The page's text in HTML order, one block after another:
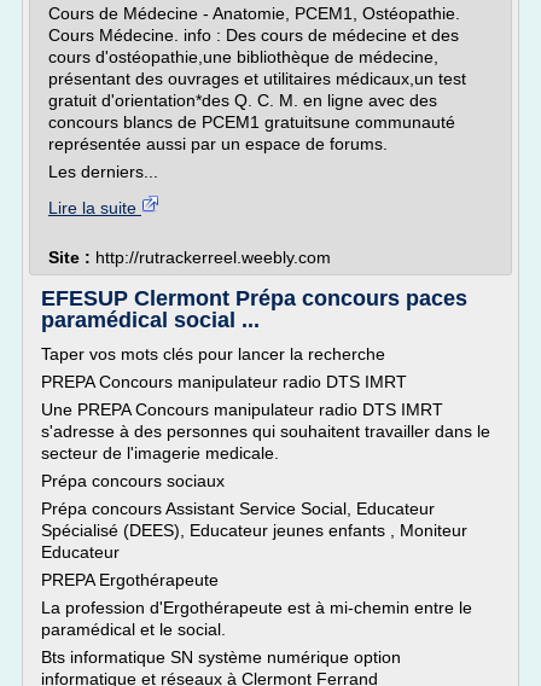
Cours de Médecine - Anatomie, PCEM1, Ostéopathie.
Cours Médecine. info : Des cours de médecine et des
cours d'ostéopathie,une bibliothèque de médecine,
présentant des ouvrages et utilitaires médicaux,un test
gratuit d'orientation*des Q. C. M. en ligne avec des
concours blancs de PCEM1 gratuitsune communauté
représentée aussi par un espace de forums.
Les derniers...
Lire la suite
Site : http://rutrackerreel.weebly.com
EFESUP Clermont Prépa concours paces
paramédical social ...
Taper vos mots clés pour lancer la recherche
PREPA Concours manipulateur radio DTS IMRT
Une PREPA Concours manipulateur radio DTS IMRT
s'adresse à des personnes qui souhaitent travailler dans le
secteur de l'imagerie medicale.
Prépa concours sociaux
Prépa concours Assistant Service Social, Educateur
Spécialisé (DEES), Educateur jeunes enfants , Moniteur
Educateur
PREPA Ergothérapeute
La profession d'Ergothérapeute est à mi-chemin entre le
paramédical et le social.
Bts informatique SN système numérique option
informatique et réseaux à Clermont Ferrand